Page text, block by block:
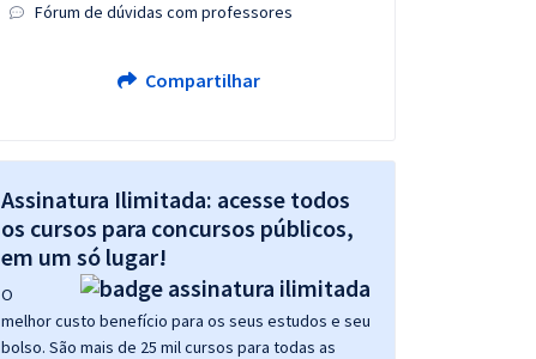
Fórum de dúvidas com professores
Compartilhar
Assinatura Ilimitada: acesse todos
os cursos para concursos públicos,
em um só lugar!
O
melhor custo benefício para os seus estudos e seu
bolso. São mais de 25 mil cursos para todas as